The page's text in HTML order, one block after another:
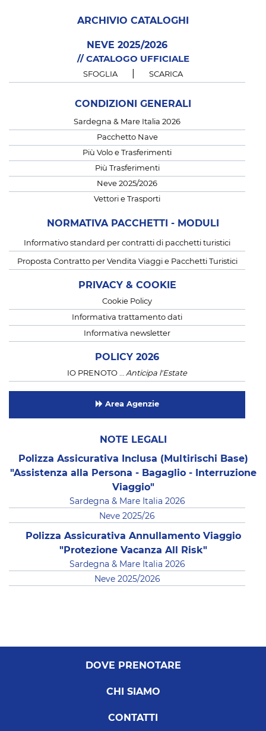
ARCHIVIO CATALOGHI
NEVE 2025/2026
// CATALOGO UFFICIALE
SFOGLIA SCARICA
CONDIZIONI GENERALI
Sardegna & Mare Italia 2026
Pacchetto Nave
Più Volo e Trasferimenti
Più Trasferimenti
Neve 2025/2026
Vettori e Trasporti
NORMATIVA PACCHETTI - MODULI
Informativo standard per contratti di pacchetti turistici
Proposta Contratto per Vendita Viaggi e Pacchetti Turistici
PRIVACY & COOKIE
Cookie Policy
Informativa trattamento dati
Informativa newsletter
POLICY 2026
IO PRENOTO … Anticipa l'Estate
Area Agenzie
NOTE LEGALI
Polizza Assicurativa Inclusa (Multirischi Base)
"Assistenza alla Persona - Bagaglio - Interruzione
Viaggio"
Sardegna & Mare Italia 2026
Neve 2025/26
Polizza Assicurativa Annullamento Viaggio
"Protezione Vacanza All Risk"
Sardegna & Mare Italia 2026
Neve 2025/2026
DOVE PRENOTARE
CHI SIAMO
CONTATTI